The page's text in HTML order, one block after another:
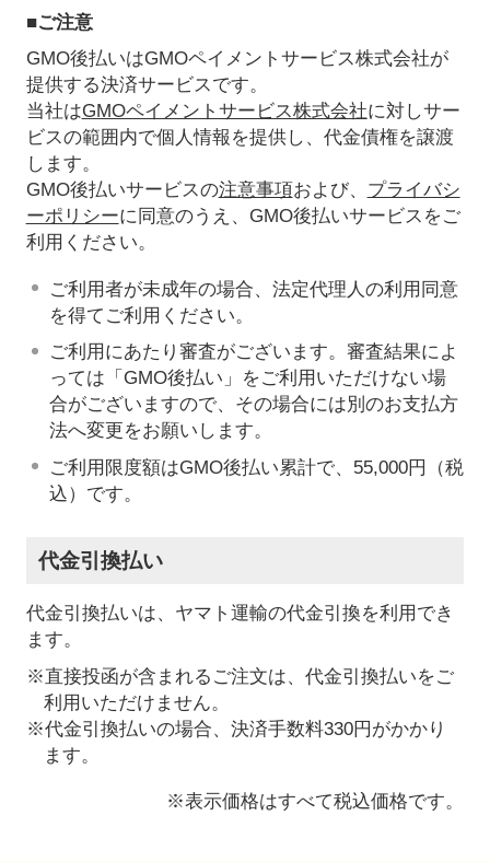
■ご注意
GMO後払いはGMOペイメントサービス株式会社が
提供する決済サービスです。
当社はGMOペイメントサービス株式会社に対しサー
ビスの範囲内で個人情報を提供し、代金債権を譲渡
します。
GMO後払いサービスの注意事項および、 プライバシ
ーポリシーに同意のうえ、GMO後払いサービスをご
利用ください。
ご利用者が未成年の場合、法定代理人の利用同意
を得てご利用ください。
ご利用にあたり審査がございます。審査結果によ
っては「GMO後払い」をご利用いただけない場
合がございますので、その場合には別のお支払方
法へ変更をお願いします。
ご利用限度額はGMO後払い累計で、55,000円（税
込）です。
代金引換払い
代金引換払いは、ヤマト運輸の代金引換を利用でき
ます。
※直接投函が含まれるご注文は、代金引換払いをご
利用いただけません。
※代金引換払いの場合、決済手数料330円がかかり
ます。
※表示価格はすべて税込価格です。